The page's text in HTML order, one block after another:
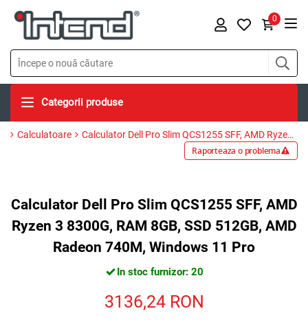
0
Categorii produse
Calculatoare Calculator Dell Pro Slim QCS1255 SFF, AMD Ryzen 3 8300G, RAM 8GB, SSD 512GB, AMD Radeon 740M, Windows 11 Pro
Raporteaza o problema
Calculator Dell Pro Slim QCS1255 SFF, AMD
Ryzen 3 8300G, RAM 8GB, SSD 512GB, AMD
Radeon 740M, Windows 11 Pro
In stoc furnizor: 20
3136,24 RON